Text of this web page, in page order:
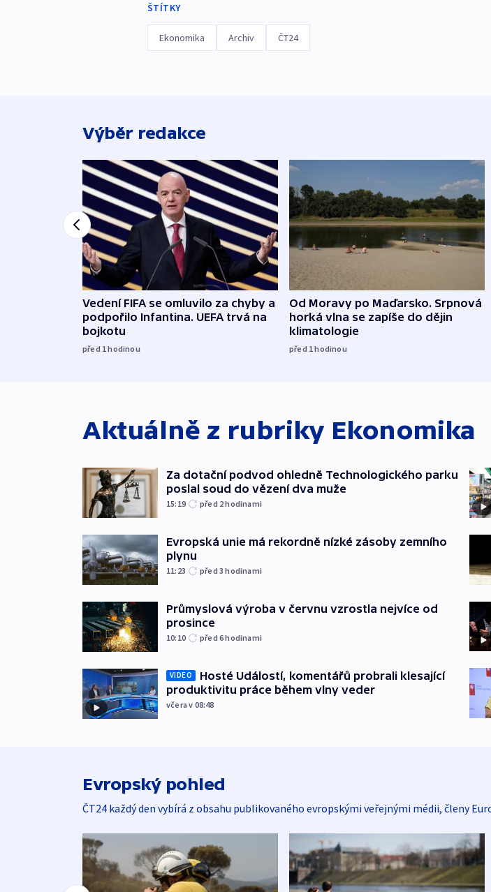
ŠTÍTKY
Ekonomika Archiv ČT24
Výběr redakce
Vedení FIFA se omluvilo za chyby a
podpořilo Infantina. UEFA trvá na
bojkotu
před 1hodinou
Od Moravy po Maďarsko. Srpnová
horká vlna se zapíše do dějin
klimatologie
před 1hodinou
Aktuálně z rubriky Ekonomika
Za dotační podvod ohledně Technologického parku
poslal soud do vězení dva muže
15:19 před 2hodinami
Evropská unie má rekordně nízké zásoby zemního
plynu
11:23 před 3hodinami
Průmyslová výroba v červnu vzrostla nejvíce od
prosince
10:10 před 6hodinami
VIDEO
Hosté Událostí, komentářů probrali klesající
produktivitu práce během vlny veder
včera v 08:48
Evropský pohled
ČT24 každý den vybírá z obsahu publikovaného evropskými veřejnými médii, členy